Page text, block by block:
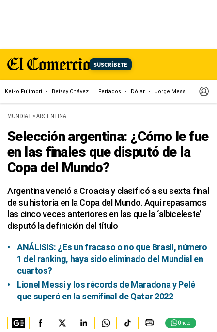
SUSCRÍBETE
Keiko Fujimori Betssy Chávez Feriados Dólar Jorge Messi Papa
MUNDIAL >ARGENTINA
Selección argentina: ¿Cómo le fue
en las finales que disputó de la
Copa del Mundo?
Argentina venció a Croacia y clasificó a su sexta final
de su historia en la Copa del Mundo. Aquí repasamos
las cinco veces anteriores en las que la ‘albiceleste’
disputó la definición del título
ANÁLISIS: ¿Es un fracaso o no que Brasil, número
1 del ranking, haya sido eliminado del Mundial en
cuartos?
Lionel Messi y los récords de Maradona y Pelé
que superó en la semifinal de Qatar 2022
Únete